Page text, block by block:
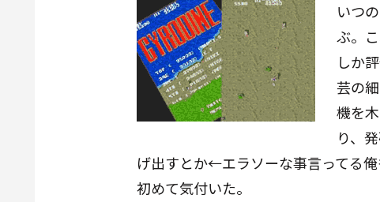
いつ
ぶ。
しか
芸の
機を
り、
げ出すとか←エラソーな事言ってる
初めて気付いた。